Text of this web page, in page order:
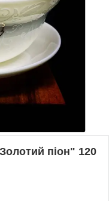
піон" 120